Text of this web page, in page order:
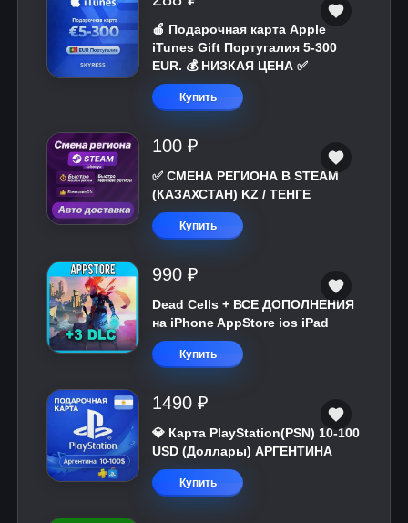
🍎 Подарочная карта Apple
iTunes Gift Португалия 5-300
EUR. 💰 НИЗКАЯ ЦЕНА ✅
Купить
100 ₽
✅ СМЕНА РЕГИОНА В STEAM
(КАЗАХСТАН) KZ / ТЕНГЕ
Купить
990 ₽
Dead Cells + ВСЕ ДОПОЛНЕНИЯ
на iPhone AppStore ios iPad
Купить
1490 ₽
💎 Карта PlayStation(PSN) 10-100
USD (Доллары) АРГЕНТИНА
Купить